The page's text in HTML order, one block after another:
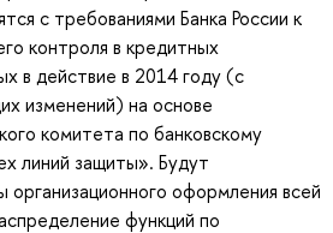
с требованиями Банка России к
контроля в кредитных
в действие в 2014 году (с
изменений) на основе
комитета по банковскому
линий защиты». Будут
оформления всей
функций по